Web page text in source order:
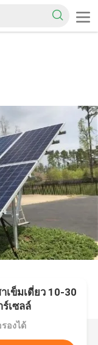
เข็มเดี่ยว 10-30
เซลล์
องได้